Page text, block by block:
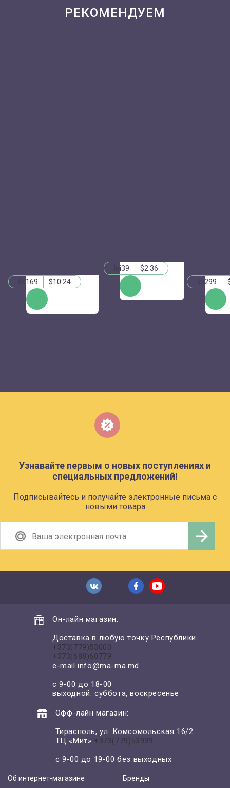
РЕКОМЕНДУЕМ
lei169 $10.24
КУПИТЬ
lei39 $2.36
КУПИТЬ lei299
Узнавайте первым о новых поступлениях и
специальных предложений!
Подписывайтесь и получайте электронные письма с
новыми товара
Он-лайн магазин:
Доставка в любую точку Республики
+373(779)53000
+373(688)60779
e-mailinfo@ma-ma.md
с 9-00 до 18-00
выходной: суббота, воскресенье
Офф-лайн магазин:
Тирасполь, ул. Комсомольская 16/2
ТЦ «Мит» +373(779)53939
с 9-00 до 19-00 без выходных
Об интернет-магазине Бренды